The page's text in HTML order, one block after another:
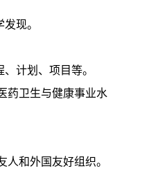
现。
计划、项目等。
药卫生与健康事业水
和外国友好组织。